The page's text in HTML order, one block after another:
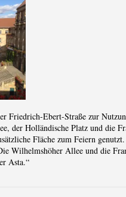
Friedrich-Ebert-Straße zur
der Holländische Platz und die
Fläche zum Feiern
Wilhelmshöher Allee und die
Asta.“